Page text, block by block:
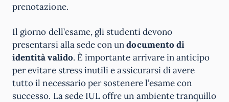
prenotazione.
Il giorno dell’esame, gli studenti devono
presentarsi alla sede con undocumento di
identità valido. È importante arrivare in anticipo
per evitare stress inutili e assicurarsi di avere
tutto il necessario per sostenere l’esame con
successo. La sede IUL offre un ambiente tranquillo